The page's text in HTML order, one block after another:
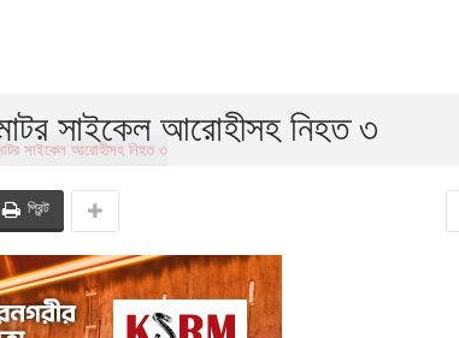
সাইকেল আরোহীসহ নিহত ৩
প্রিন্ট